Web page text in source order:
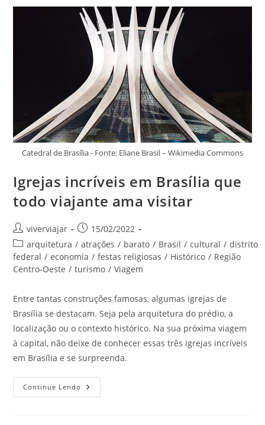
Todo
Viajante
Adora
Conhecer
Catedral de Brasília - Fonte: Eliane Brasil – Wikimedia Commons
Igrejas incríveis em Brasília que
todo viajante ama visitar
Autor
do
post:
viverviajar
Post
publicado:
15/02/2022
Categoria
do
post:
arquitetura / atrações / barato / Brasil / cultural / distrito
federal / economia / festas religiosas / Histórico / Região
Centro-Oeste / turismo / Viagem
Entre tantas construções famosas, algumas igrejas de
Brasília se destacam. Seja pela arquitetura do prédio, a
localização ou o contexto histórico. Na sua próxima viagem
à capital, não deixe de conhecer essas três igrejas incríveis
em Brasília e se surpreenda.
Continue Lendo Igrejas
Incríveis